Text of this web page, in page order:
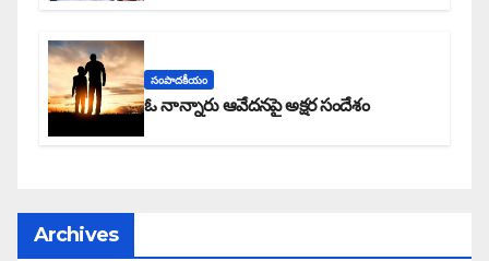
సంపాదకీయం
ఓ నాన్నారు ఆవేదనపై అక్షర సందేశం
Archives